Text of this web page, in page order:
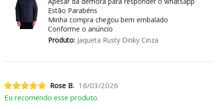
Estão Parabéns
Minha compra chegou bem embalado
Conforme o anúncio
Produto:Jaqueta Rusty Dinky Cinza
Rose B. 16/03/2026
Eu recomendo esse produto.